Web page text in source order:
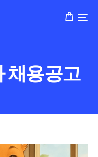
채용공고